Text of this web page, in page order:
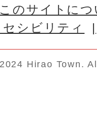
このサイトに
シビリティ
Hirao Town.